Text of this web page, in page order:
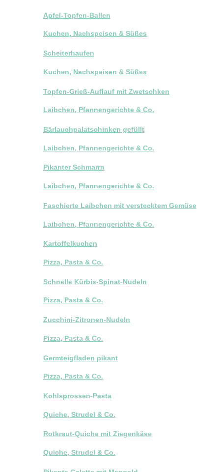
Apfel-Topfen-Ballen
Kuchen, Nachspeisen & Süßes
Scheiterhaufen
Kuchen, Nachspeisen & Süßes
Topfen-Grieß-Auflauf mit Zwetschken
Laibchen, Pfannengerichte & Co.
Bärlauchpalatschinken gefüllt
Laibchen, Pfannengerichte & Co.
Pikanter Schmarrn
Laibchen, Pfannengerichte & Co.
Faschierte Laibchen mit verstecktem Gemüse
Laibchen, Pfannengerichte & Co.
Kartoffelkuchen
Pizza, Pasta & Co.
Schnelle Kürbis-Spinat-Nudeln
Pizza, Pasta & Co.
Zucchini-Zitronen-Nudeln
Pizza, Pasta & Co.
Germteigfladen pikant
Pizza, Pasta & Co.
Kohlsprossen-Pasta
Quiche, Strudel & Co.
Rotkraut-Quiche mit Ziegenkäse
Quiche, Strudel & Co.